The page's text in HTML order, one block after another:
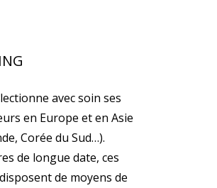
avec soin ses
en Europe et en Asie
Corée du Sud…).
de longue date, ces
de moyens de